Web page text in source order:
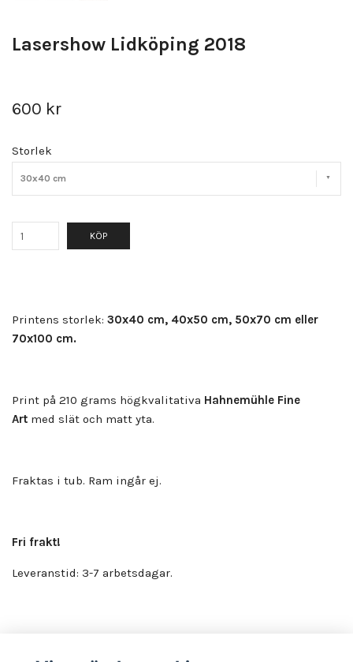
Lasershow Lidköping 2018
600 kr
Storlek
30x40 cm
KÖP
Printens storlek: 30x40 cm, 40x50 cm, 50x70 cm eller
70x100 cm.
Print på 210 grams högkvalitativa Hahnemühle Fine
Art med slät och matt yta.
Fraktas i tub. Ram ingår ej.
Fri frakt!
Leveranstid: 3-7 arbetsdagar.